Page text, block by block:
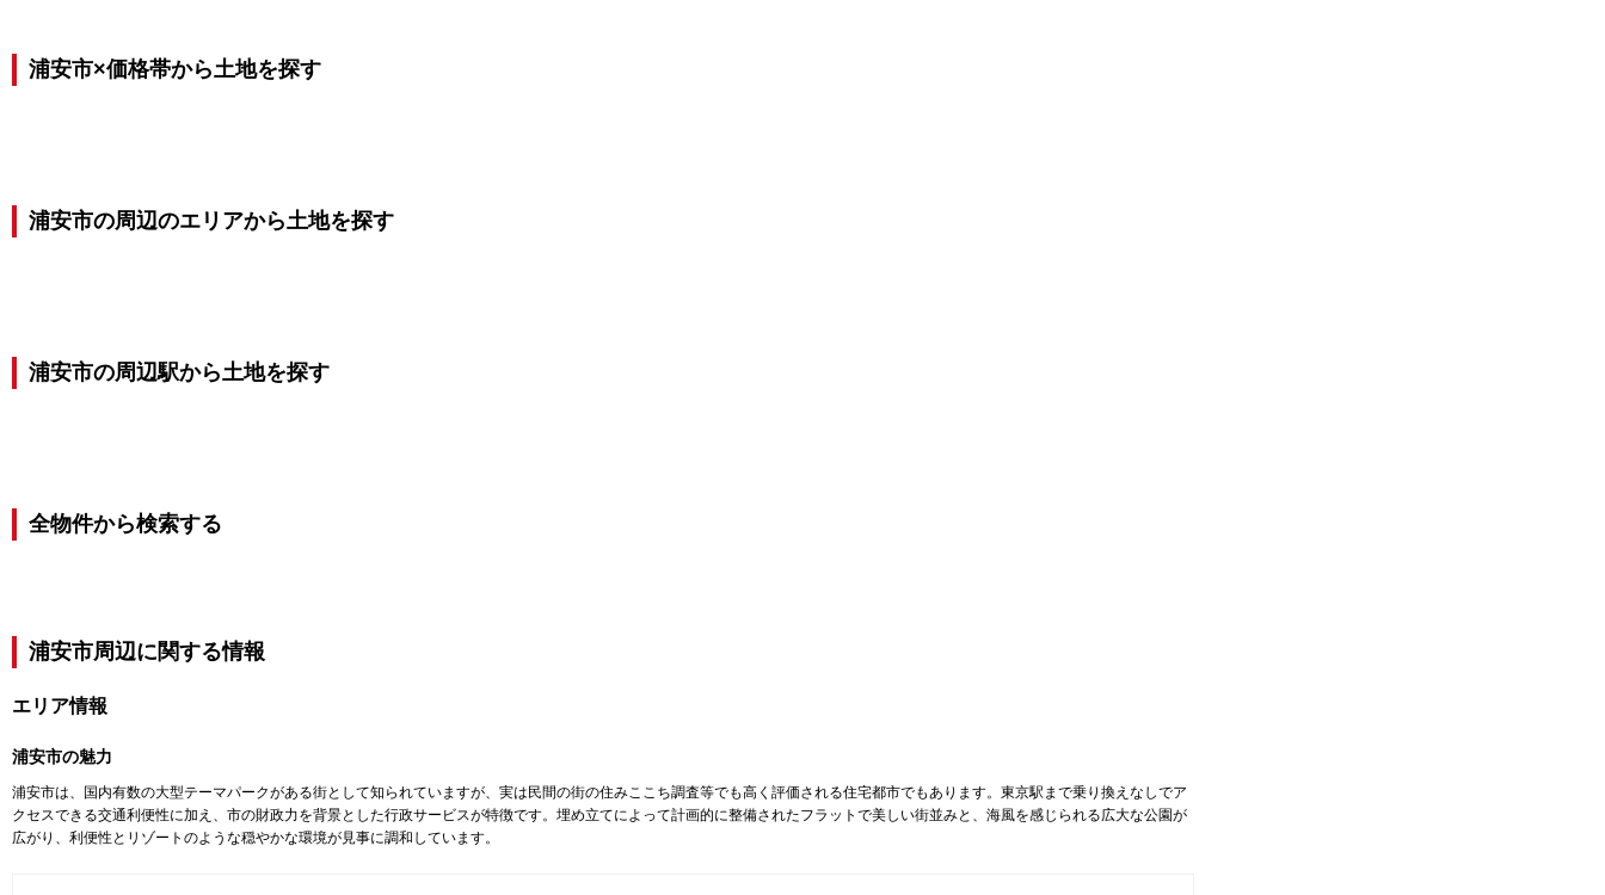
浦安市×価格帯から土地を探す
浦安市の周辺のエリアから土地を探す
浦安市の周辺駅から土地を探す
全物件から検索する
浦安市周辺に関する情報
エリア情報
浦安市の魅力
浦安市は、国内有数の大型テーマパークがある街として知られていますが、実は民間の街の住みここち調査等でも高く評価される住宅都市でもあります。東京駅まで乗り換えなしでア
クセスできる交通利便性に加え、市の財政力を背景とした行政サービスが特徴です。埋め立てによって計画的に整備されたフラットで美しい街並みと、海風を感じられる広大な公園が
広がり、利便性とリゾートのような穏やかな環境が見事に調和しています。